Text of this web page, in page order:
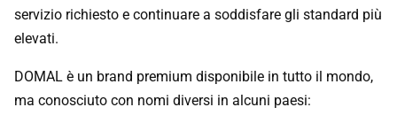
servizio richiesto e continuare a soddisfare gli standard più
elevati.
DOMAL è un brand premium disponibile in tutto il mondo,
ma conosciuto con nomi diversi in alcuni paesi: